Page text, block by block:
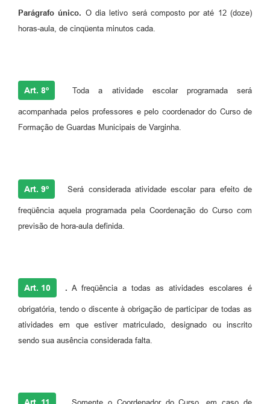
Parágrafo único. O dia letivo será composto por até 12 (doze)
horas-aula, de cinqüenta minutos cada.
Art. 8º Toda a atividade escolar programada será
acompanhada pelos professores e pelo coordenador do Curso de
Formação de Guardas Municipais de Varginha.
Art. 9º Será considerada atividade escolar para efeito de
freqüência aquela programada pela Coordenação do Curso com
previsão de hora-aula definida.
Art. 10 . A freqüência a todas as atividades escolares é
obrigatória, tendo o discente à obrigação de participar de todas as
atividades em que estiver matriculado, designado ou inscrito
sendo sua ausência considerada falta.